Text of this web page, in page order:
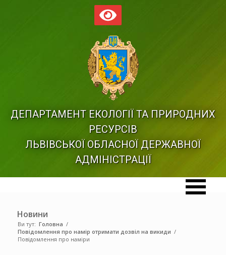
ДЕПАРТАМЕНТ ЕКОЛОГІЇ ТА ПРИРОДНИХ
РЕСУРСІВ
ЛЬВІВСЬКОЇ ОБЛАСНОЇ ДЕРЖАВНОЇ
АДМІНІСТРАЦІЇ
Новини
Ви тут: Головна /
Повідомлення про намір отримати дозвіл на викиди /
Повідомлення про наміри